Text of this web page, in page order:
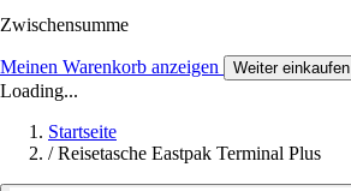
Zwischensumme
Meinen Warenkorb anzeigen Weiter einkaufen
Loading...
Startseite
/ Reisetasche Eastpak Terminal Plus